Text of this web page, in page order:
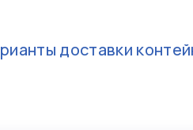
доставки